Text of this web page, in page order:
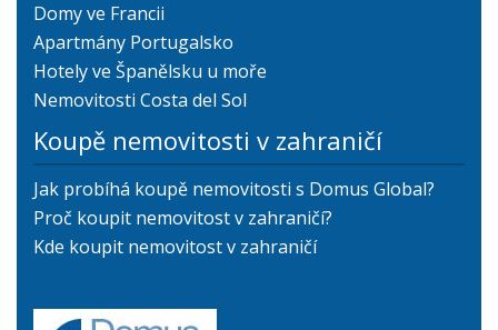
Domy ve Francii
Apartmány Portugalsko
Hotely ve Španělsku u moře
Nemovitosti Costa del Sol
Koupě nemovitosti v zahraničí
Jak probíhá koupě nemovitosti s Domus Global?
Proč koupit nemovitost v zahraničí?
Kde koupit nemovitost v zahraničí